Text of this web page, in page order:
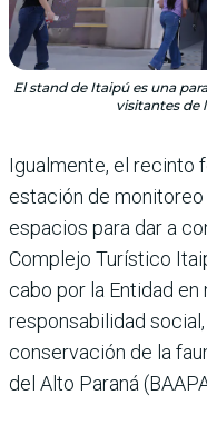
El stand de Itaipú es una
visitantes de
Igualmente, el recinto
estación de
espacios para dar a
Complejo Turístico
cabo por la Entidad
responsabilidad
conservación de la
del Alto Paraná